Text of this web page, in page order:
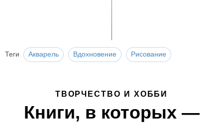
Теги Акварель Вдохновение Рисование
ТВОРЧЕСТВО И ХОББИ
Книги, в которых —